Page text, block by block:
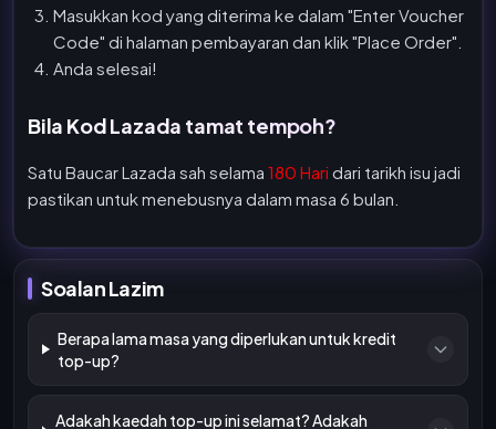
Masukkan kod yang diterima ke dalam "Enter Voucher
Code" di halaman pembayaran dan klik "Place Order".
Anda selesai!
Bila Kod Lazada tamat tempoh?
Satu Baucar Lazada sah selama 180 Hari dari tarikh isu jadi
pastikan untuk menebusnya dalam masa 6 bulan.
Soalan Lazim
Berapa lama masa yang diperlukan untuk kredit
top-up?
Adakah kaedah top-up ini selamat? Adakah